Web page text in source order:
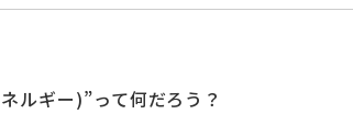
ルギー)”って何だろう？